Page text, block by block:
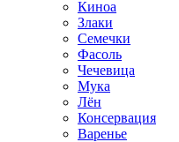
Киноа
Злаки
Семечки
Фасоль
Чечевица
Мука
Лён
Консервация
Варенье